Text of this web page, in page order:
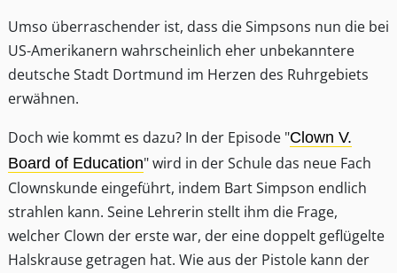
Umso überraschender ist, dass die Simpsons nun die bei
US-Amerikanern wahrscheinlich eher unbekanntere
deutsche Stadt Dortmund im Herzen des Ruhrgebiets
erwähnen.
Doch wie kommt es dazu? In der Episode "Clown V.
Board of Education" wird in der Schule das neue Fach
Clownskunde eingeführt, indem Bart Simpson endlich
strahlen kann. Seine Lehrerin stellt ihm die Frage,
welcher Clown der erste war, der eine doppelt geflügelte
Halskrause getragen hat. Wie aus der Pistole kann der